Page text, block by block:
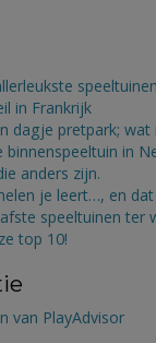
in Frankrijk
dagje pretpark; wat
binnenspeeltuin in
anders zijn.
je leert…, en
speeltuinen ter
top 10!
van PlayAdvisor